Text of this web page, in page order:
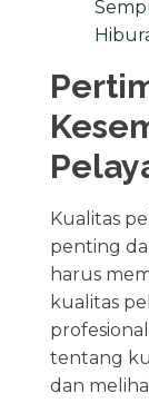
Kualitas
penting
harus
kualitas
tentang
dan